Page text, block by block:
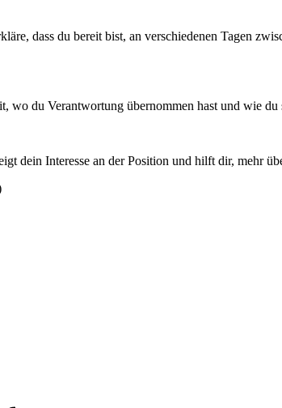
dass du bereit bist, an verschiedenen Tagen
wo du Verantwortung übernommen hast und wie
dein Interesse an der Position und hilft dir, mehr